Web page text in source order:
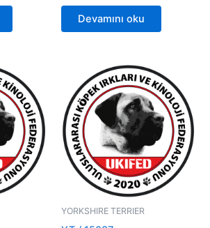
Devamını oku
YORKSHIRE TERRIER